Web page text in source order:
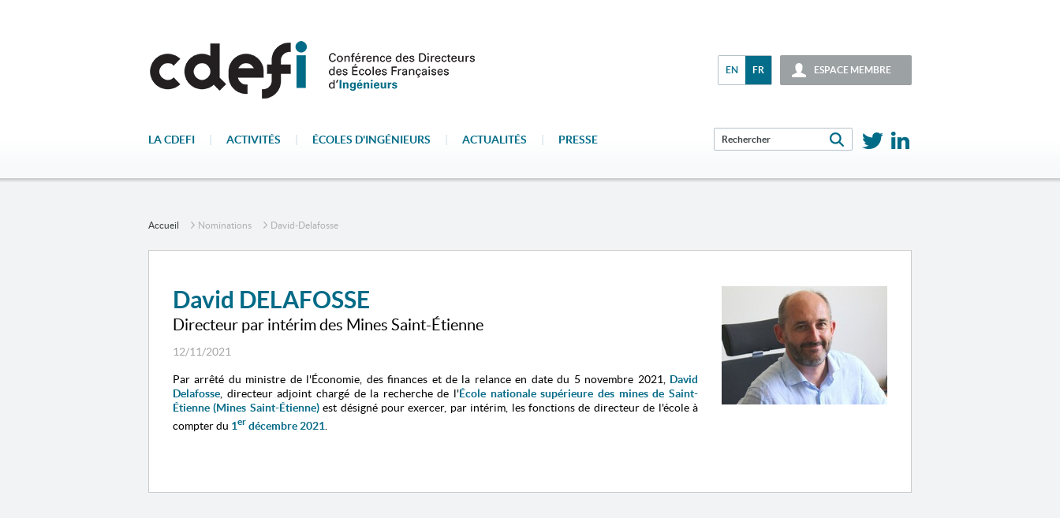
ESPACE MEMBRE
EN FR
LA CDEFI ACTIVITÉS ÉCOLES D'INGÉNIEURS ACTUALITÉS PRESSE
Accueil Nominations David-Delafosse
David DELAFOSSE
Directeur par intérim des Mines Saint-Étienne
12/11/2021
Par arrêté du ministre de l'Économie, des finances et de la relance en date du 5 novembre 2021, David
Delafosse , directeur adjoint chargé de la recherche de l'École nationale supérieure des mines de Saint-
Étienne (Mines Saint-Étienne)est désigné pour exercer, par intérim, les fonctions de directeur de l'école à
compter du 1er décembre 2021